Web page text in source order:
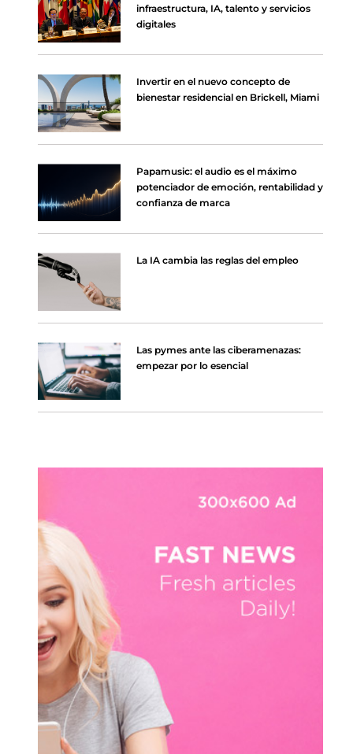
infraestructura, IA, talento y servicios
digitales
Invertir en el nuevo concepto de
bienestar residencial en Brickell, Miami
Papamusic: el audio es el máximo
potenciador de emoción, rentabilidad y
confianza de marca
La IA cambia las reglas del empleo
Las pymes ante las ciberamenazas:
empezar por lo esencial